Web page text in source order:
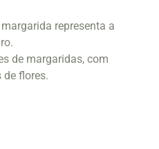
representa a
de margaridas, com
de flores.